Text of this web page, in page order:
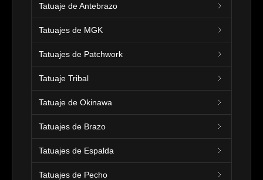
Tatuaje de Antebrazo
Tatuajes de MGK
Tatuajes de Patchwork
Tatuaje Tribal
Tatuaje de Okinawa
Tatuajes de Brazo
Tatuajes de Espalda
Tatuajes de Pecho